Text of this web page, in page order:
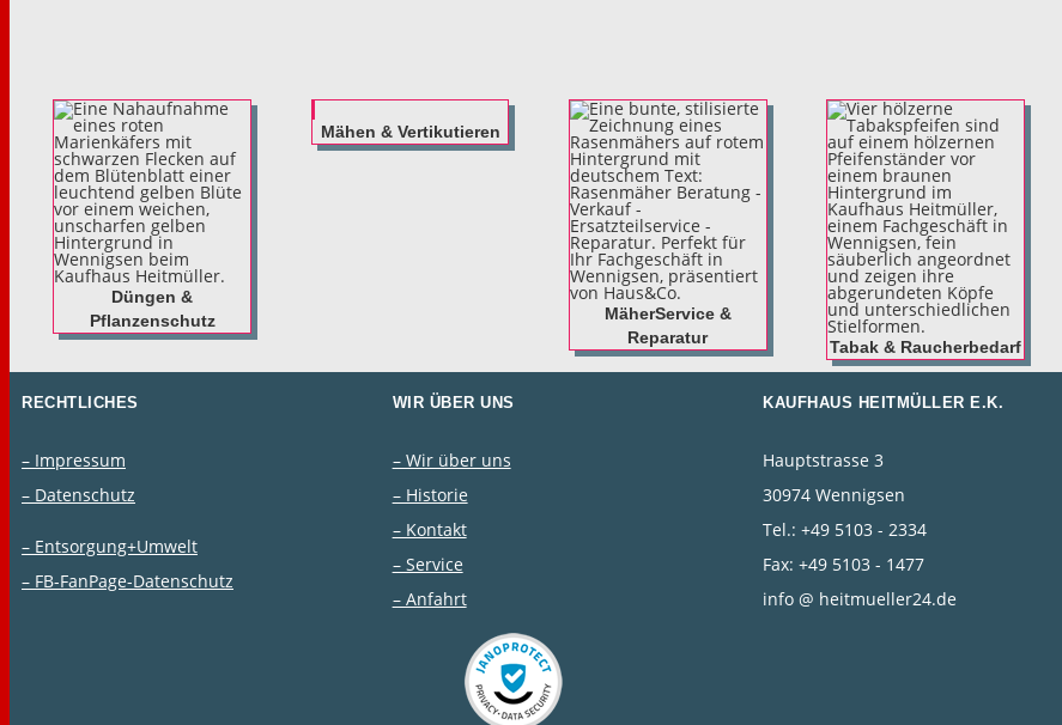
Düngen &
Pflanzenschutz
Mähen & Vertikutieren
MäherService &
Reparatur
Tabak & Raucherbedarf
RECHTLICHES
– Impressum
– Datenschutz
– Entsorgung+Umwelt
– FB-FanPage-Datenschutz
WIR ÜBER UNS
– Wir über uns
– Historie
– Kontakt
– Service
– Anfahrt
KAUFHAUS HEITMÜLLER E.K.
Hauptstrasse 3
30974 Wennigsen
Tel.: +49 5103 - 2334
Fax: +49 5103 - 1477
info @ heitmueller24.de